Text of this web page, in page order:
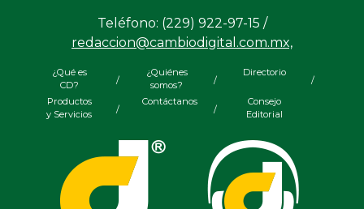
Teléfono: (229) 922-97-15 /
redaccion@cambiodigital.com.mx,
¿Qué es
CD?
/
¿Quiénes
somos?
/
Directorio
/
Productos
y Servicios
/
Contáctanos
/
Consejo
Editorial